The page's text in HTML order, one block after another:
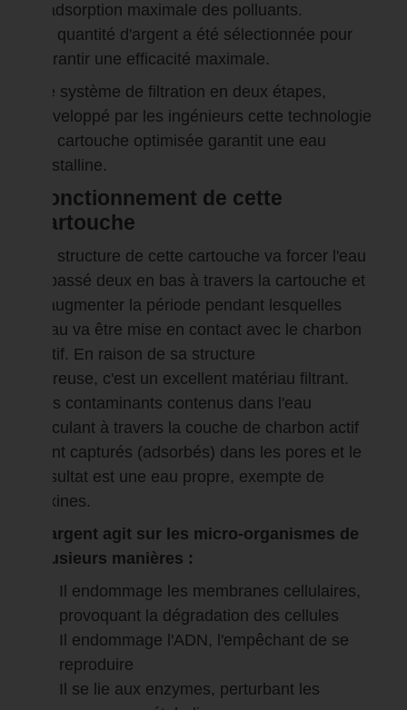
d'adsorption maximale des polluants.
La quantité d'argent a été sélectionnée pour
garantir une efficacité maximale.
Ce système de filtration en deux étapes,
développé par les ingénieurs cette technologie
de cartouche optimisée garantit une eau
cristalline.
Fonctionnement de cette
cartouche
La structure de cette cartouche va forcer l'eau
a passé deux en bas à travers la cartouche et
d'augmenter la période pendant lesquelles
l'eau va être mise en contact avec le charbon
actif. En raison de sa structure
poreuse, c'est un excellent matériau filtrant.
Les contaminants contenus dans l'eau
circulant à travers la couche de charbon actif
sont capturés (adsorbés) dans les pores et le
résultat est une eau propre, exempte de
toxines.
L'argent agit sur les micro-organismes de
plusieurs manières :
Il endommage les membranes cellulaires,
provoquant la dégradation des cellules
Il endommage l'ADN, l'empêchant de se
reproduire
Il se lie aux enzymes, perturbant les